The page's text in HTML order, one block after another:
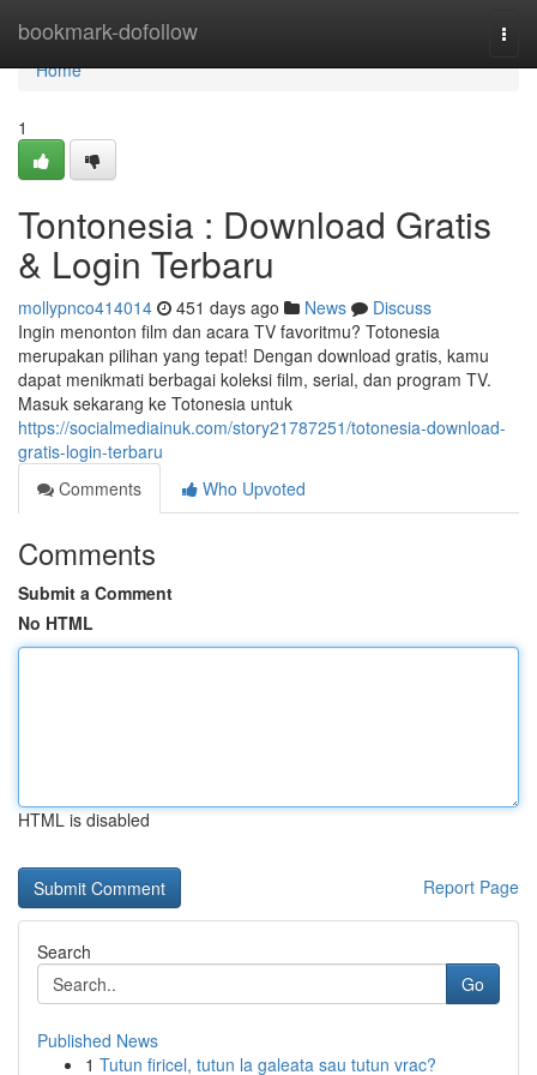
bookmark-dofollow
Home
Home
1
Tontonesia : Download Gratis
& Login Terbaru
mollypnco414014 451 days ago News
Discuss
Ingin menonton film dan acara TV favoritmu? Totonesia
merupakan pilihan yang tepat! Dengan download gratis, kamu
dapat menikmati berbagai koleksi film, serial, dan program TV.
Masuk sekarang ke Totonesia untuk
https://socialmediainuk.com/story21787251/totonesia-download-
gratis-login-terbaru
Comments
Who Upvoted
Comments
Submit a Comment
No HTML
HTML is disabled
Report Page
Search
Go
Published News
1 Tutun firicel, tutun la galeata sau tutun vrac?